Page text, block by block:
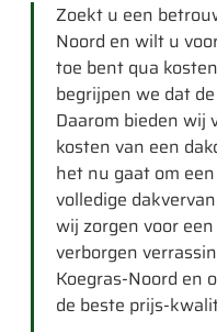
Zoekt u een
Noord en wilt u
toe bent qua
begrijpen we dat
Daarom bieden wij
kosten van een
het nu gaat om
volledige
wij zorgen voor
verborgen
Koegras-Noord en
de beste prijs-